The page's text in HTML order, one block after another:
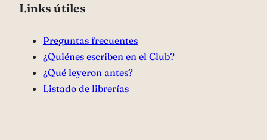
Links útiles
Preguntas frecuentes
¿Quiénes escriben en el Club?
¿Qué leyeron antes?
Listado de librerías